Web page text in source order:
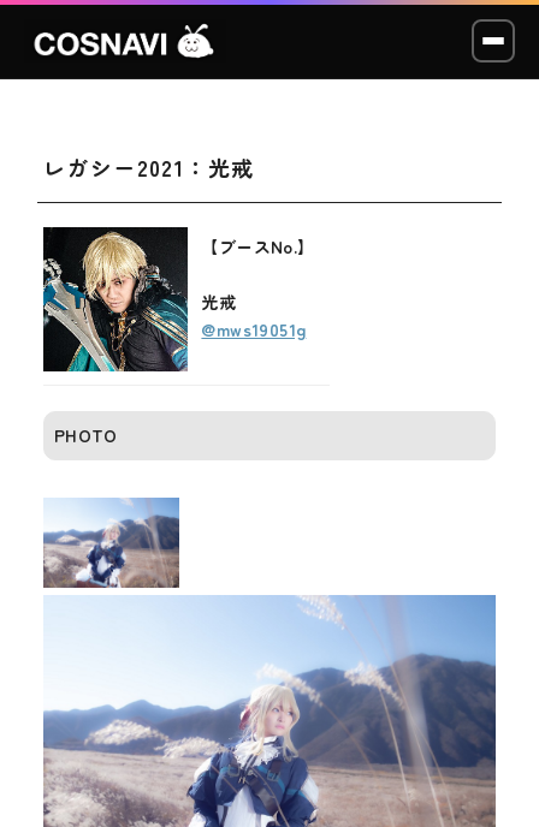
コスプレイベント
モデル撮影会
WCP
ショッカー
メディア
レガシー2021：光戒
【ブースNo.】
光戒
@mws19051g
PHOTO